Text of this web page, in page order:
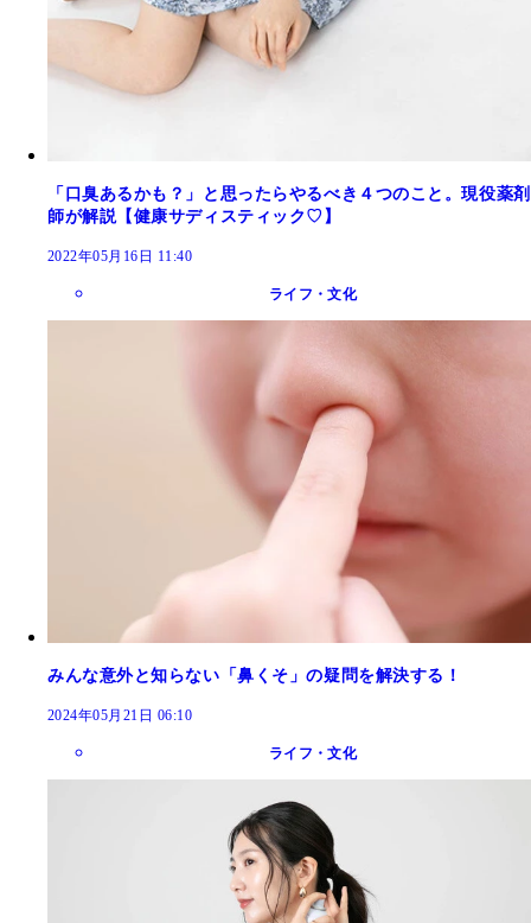
「口臭あるかも？」と思ったらやるべき４つのこと。現役薬剤
師が解説【健康サディスティック♡】
2022年05月16日 11:40
ライフ・文化
みんな意外と知らない「鼻くそ」の疑問を解決する！
2024年05月21日 06:10
ライフ・文化